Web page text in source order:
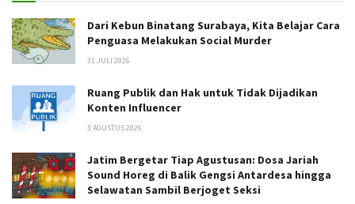
Dari Kebun Binatang Surabaya, Kita Belajar Cara
Penguasa Melakukan Social Murder
31 JULI 2026
Ruang Publik dan Hak untuk Tidak Dijadikan
Konten Influencer
3 AGUSTUS 2026
Jatim Bergetar Tiap Agustusan: Dosa Jariah
Sound Horeg di Balik Gengsi Antardesa hingga
Selawatan Sambil Berjoget Seksi